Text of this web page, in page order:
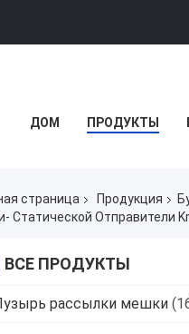
ДОМ ПРОДУКТЫ
страница Продукция
Статической Отправители
ВСЕ ПРОДУКТЫ
рассылки мешки